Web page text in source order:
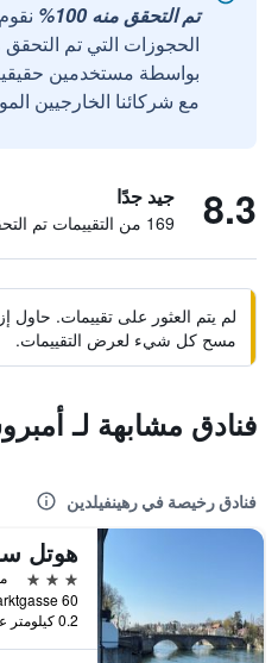
تم التحقق منه 100%
الحجوزات التي تم
مع شركائنا الخارجيين
8.3 جيد جدًا
169 من التقييمات تم التحقق منها
لم يتم العثور على تقييمات. حاول
مسح كل شيء لعرض التقييمات.
فنادق مشابهة لـ
فنادق رخيصة في رهينفيلدين
3 نجوم
0.2 كيلومتر عن وسط المدينة